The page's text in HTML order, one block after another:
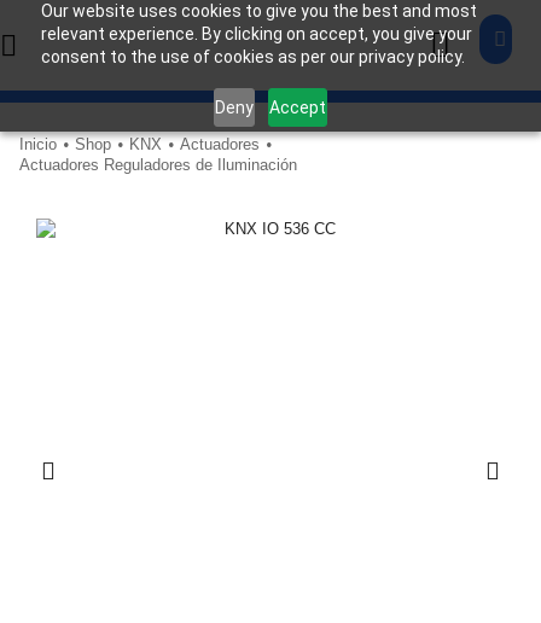
Our website uses cookies to give you the best and most
relevant experience. By clicking on accept, you give your
consent to the use of cookies as per our privacy policy.
Deny Accept
Inicio • Shop • KNX • Actuadores •
Actuadores Reguladores de Iluminación